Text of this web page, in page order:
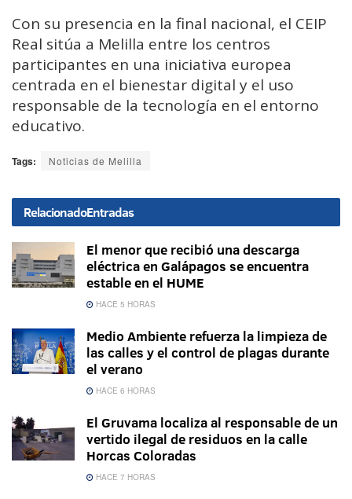
Con su presencia en la final nacional, el CEIP
Real sitúa a Melilla entre los centros
participantes en una iniciativa europea
centrada en el bienestar digital y el uso
responsable de la tecnología en el entorno
educativo.
Tags: Noticias de Melilla
RelacionadoEntradas
El menor que recibió una descarga
eléctrica en Galápagos se encuentra
estable en el HUME
HACE 5 HORAS
Medio Ambiente refuerza la limpieza de
las calles y el control de plagas durante
el verano
HACE 6 HORAS
El Gruvama localiza al responsable de un
vertido ilegal de residuos en la calle
Horcas Coloradas
HACE 7 HORAS